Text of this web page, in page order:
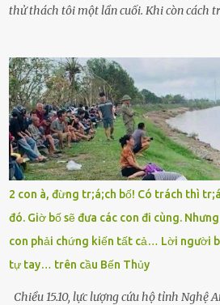
thử thách tôi một lần cuối. Khi còn cách
sực nhớ – điện thoại đang sạc, sáng nay
đường thưa thớt người qua lại, tôi hoảng
Chú ơi, cháu đi thi, xe hỏng rồi! Làm ơn
giúp cháu với, cháu không có điện thoại…
thì tăng ga tránh xa như né một kẻ lừa
như một kẻ mất trí. Vô ích. 6h10. Còn hơn
tôi chỉ có một lựa chọn duy nhất: chạy.
rút tờ giấy báo dự thi nhét túi áo, đeo ba
Chạy không ngừng. Qua ngã...
2 con à, đừng tr;á;ch bố! Có trách thì
đó. Giờ bố sẽ đưa các con đi cùng.
con phải chứng kiến tất cả… Lời người
tự tay… trên cầu Bến Thủy
Chiều 15.10, lực lượng cứu hộ tỉnh Nghệ